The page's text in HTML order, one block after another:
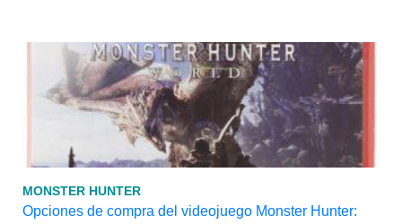
MONSTER HUNTER
Opciones de compra del videojuego Monster Hunter: